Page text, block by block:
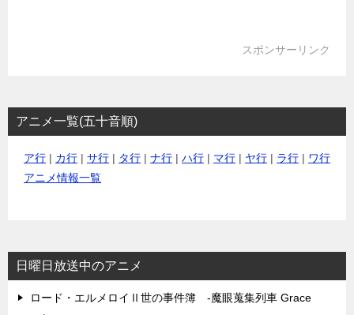
スポンサーリンク
アニメ一覧(五十音順)
ア行 | カ行 | サ行 | タ行 | ナ行 | ハ行 | マ行 | ヤ行 | ラ行 | ワ行
アニメ情報一覧
日曜日放送中のアニメ
ロード・エルメロイⅡ世の事件簿 -魔眼蒐集列車 Grace